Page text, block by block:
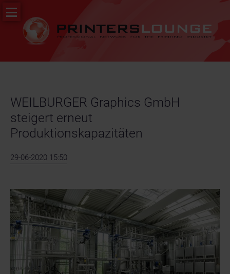
Navigation
überspringen
PR
News
Stellenportal
WEILBURGER Graphics GmbH
steigert erneut
Produktionskapazitäten
29-06-2020 15:50